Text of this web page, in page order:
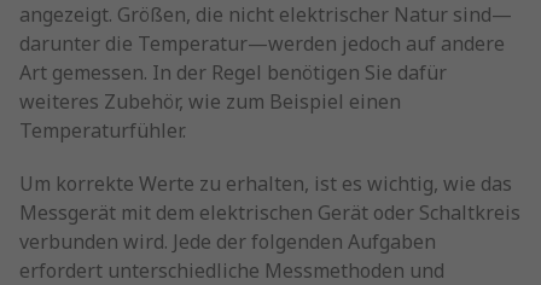
angezeigt. Größen, die nicht elektrischer Natur sind—
darunter die Temperatur—werden jedoch auf andere
Art gemessen. In der Regel benötigen Sie dafür
weiteres Zubehör, wie zum Beispiel einen
Temperaturfühler.
Um korrekte Werte zu erhalten, ist es wichtig, wie das
Messgerät mit dem elektrischen Gerät oder Schaltkreis
verbunden wird. Jede der folgenden Aufgaben
erfordert unterschiedliche Messmethoden und